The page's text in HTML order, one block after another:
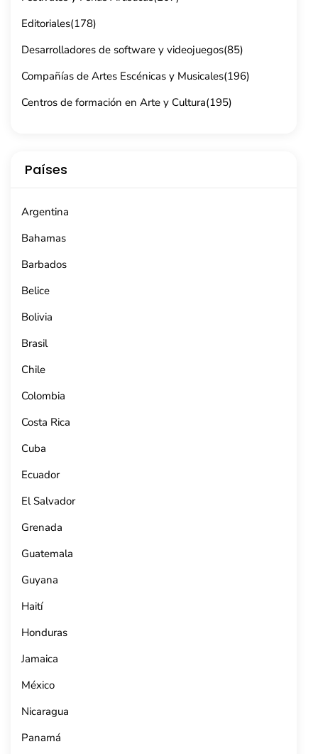
Editoriales(178)
Desarrolladores de software y videojuegos(85)
Compañías de Artes Escénicas y Musicales(196)
Centros de formación en Arte y Cultura(195)
Países
Argentina
Bahamas
Barbados
Belice
Bolivia
Brasil
Chile
Colombia
Costa Rica
Cuba
Ecuador
El Salvador
Grenada
Guatemala
Guyana
Haití
Honduras
Jamaica
México
Nicaragua
Panamá